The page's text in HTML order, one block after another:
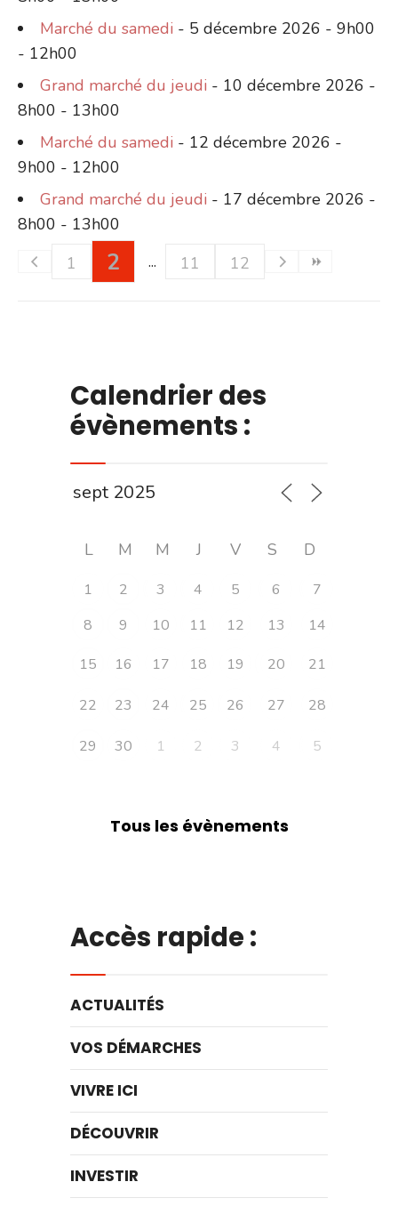
Marché du samedi - 5 décembre 2026 - 9h00
- 12h00
Grand marché du jeudi - 10 décembre 2026 -
8h00 - 13h00
Marché du samedi - 12 décembre 2026 -
9h00 - 12h00
Grand marché du jeudi - 17 décembre 2026 -
8h00 - 13h00
1
2 11 12
Calendrier des
évènements :
L M M J V S D
1 2 3 4 5 6
7
8
9 10 11 12 13
14
15
16 17 18 19 20 21
22 23 24 25 26 27 28
29 30 1 2 3 4 5
Tous les évènements
Accès rapide :
ACTUALITÉS
VOS DÉMARCHES
VIVRE ICI
DÉCOUVRIR
INVESTIR